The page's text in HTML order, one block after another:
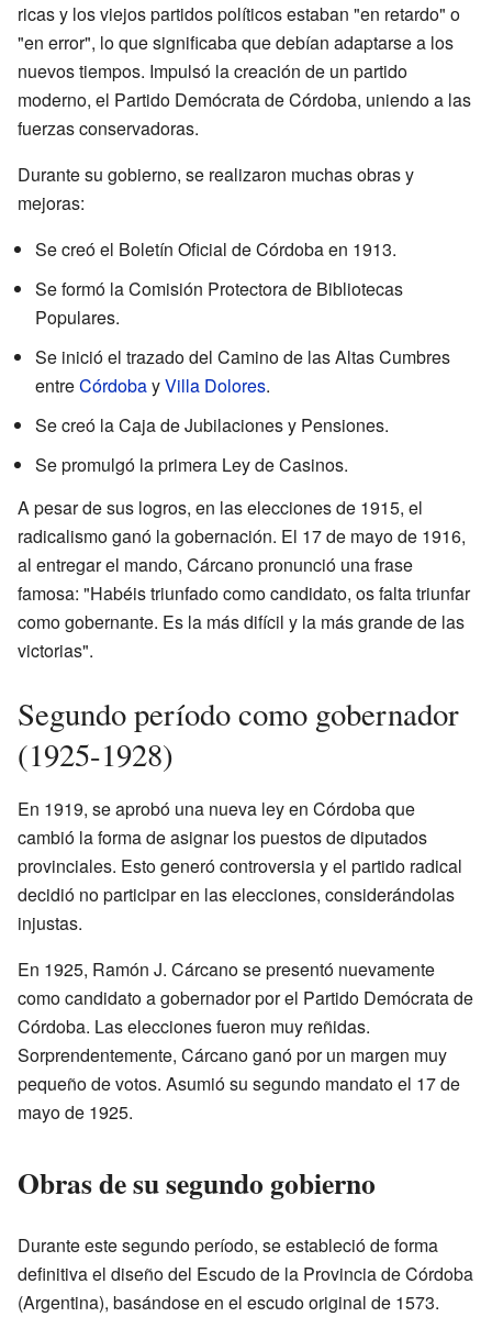
ricas y los viejos partidos políticos estaban "en retardo" o
"en error", lo que significaba que debían adaptarse a los
nuevos tiempos. Impulsó la creación de un partido
moderno, el Partido Demócrata de Córdoba, uniendo a las
fuerzas conservadoras.
Durante su gobierno, se realizaron muchas obras y
mejoras:
Se creó el Boletín Oficial de Córdoba en 1913.
Se formó la Comisión Protectora de Bibliotecas
Populares.
Se inició el trazado del Camino de las Altas Cumbres
entreCórdobayVilla Dolores.
Se creó la Caja de Jubilaciones y Pensiones.
Se promulgó la primera Ley de Casinos.
A pesar de sus logros, en las elecciones de 1915, el
radicalismo ganó la gobernación. El 17 de mayo de 1916,
al entregar el mando, Cárcano pronunció una frase
famosa: "Habéis triunfado como candidato, os falta triunfar
como gobernante. Es la más difícil y la más grande de las
victorias".
Segundo período como gobernador
(1925-1928)
En 1919, se aprobó una nueva ley en Córdoba que
cambió la forma de asignar los puestos de diputados
provinciales. Esto generó controversia y el partido radical
decidió no participar en las elecciones, considerándolas
injustas.
En 1925, Ramón J. Cárcano se presentó nuevamente
como candidato a gobernador por el Partido Demócrata de
Córdoba. Las elecciones fueron muy reñidas.
Sorprendentemente, Cárcano ganó por un margen muy
pequeño de votos. Asumió su segundo mandato el 17 de
mayo de 1925.
Obras de su segundo gobierno
Durante este segundo período, se estableció de forma
definitiva el diseño del Escudo de la Provincia de Córdoba
(Argentina), basándose en el escudo original de 1573.